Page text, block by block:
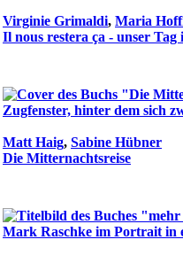
Virginie Grimaldi, Maria
Il nous restera ça - unser Tag
Matt Haig, Sabine Hübner
Die Mitternachtsreise